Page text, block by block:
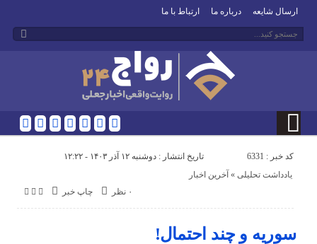
ارسال شایعه درباره ما ارتباط با ما
کد خبر : 6331 تاریخ انتشار : دوشنبه ۱۲ آذر ۱۴۰۳ - ۱۲:۲۲
چاپ خبر ۰ نظر
آخرین اخبار « یادداشت تحلیلی
سوریه و چند احتمال!